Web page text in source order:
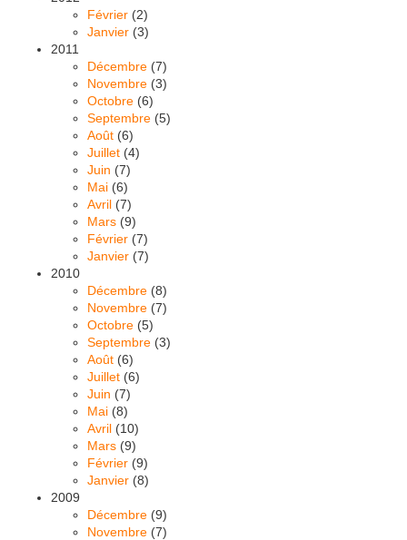
Février (2)
Janvier (3)
2011
Décembre (7)
Novembre (3)
Octobre (6)
Septembre (5)
Août (6)
Juillet (4)
Juin (7)
Mai (6)
Avril (7)
Mars (9)
Février (7)
Janvier (7)
2010
Décembre (8)
Novembre (7)
Octobre (5)
Septembre (3)
Août (6)
Juillet (6)
Juin (7)
Mai (8)
Avril (10)
Mars (9)
Février (9)
Janvier (8)
2009
Décembre (9)
Novembre (7)